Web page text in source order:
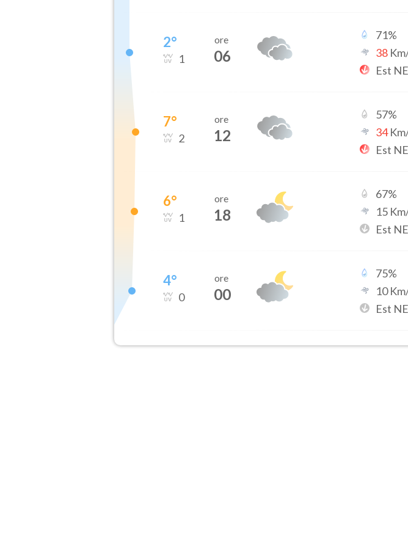
2°
1
ore
06
71%
38
Est NE
7°
2
ore
12
57%
34
Est NE
6°
1
ore
18
67%
15
Est NE
4°
0
ore
00
75%
10
Est NE